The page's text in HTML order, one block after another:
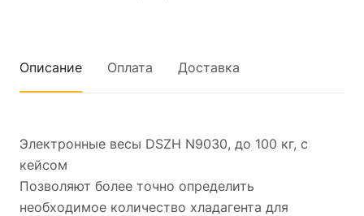
Описание Оплата Доставка
Электронные весы DSZH N9030, до 100 кг, с
кейсом
Позволяют более точно определить
необходимое количество хладагента для